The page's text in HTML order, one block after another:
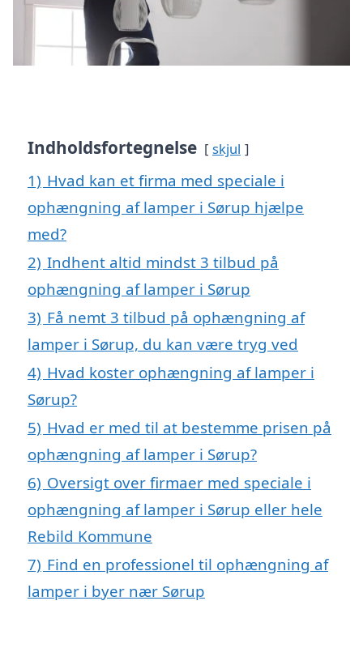
Indholdsfortegnelse skjul
1) Hvad kan et firma med speciale i
ophængning af lamper i Sørup hjælpe
med?
2) Indhent altid mindst 3 tilbud på
ophængning af lamper i Sørup
3) Få nemt 3 tilbud på ophængning af
lamper i Sørup, du kan være tryg ved
4) Hvad koster ophængning af lamper i
Sørup?
5) Hvad er med til at bestemme prisen på
ophængning af lamper i Sørup?
6) Oversigt over firmaer med speciale i
ophængning af lamper i Sørup eller hele
Rebild Kommune
7) Find en professionel til ophængning af
lamper i byer nær Sørup